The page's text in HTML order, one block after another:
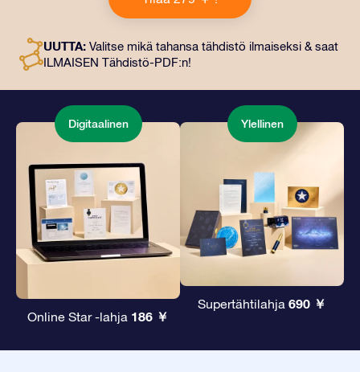
valitsemaasi osoitteeseen. Saat myös digitaaliset
maaginen tapa antaa ikuinen lahja ystäville ja rakkaille.
UUTTA: Valitse mikä tahansa tähdistö ilmaiseksi & saat
ILMAISEN Tähdistö-PDF:n!
Digitaalinen
Online Star -lahja 186 ￥
Ylellinen
Supertähtilahja 690 ￥